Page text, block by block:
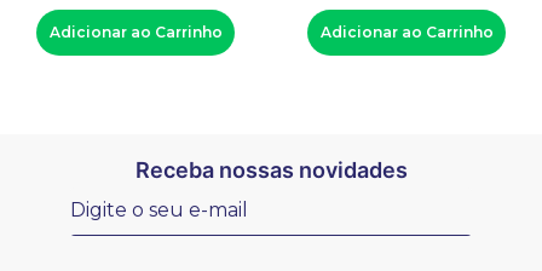
Adicionar ao Carrinho Adicionar ao Carrinho
Receba nossas novidades